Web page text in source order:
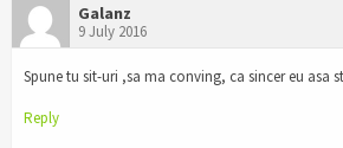
Galanz
9 July 2016
Spune tu sit-uri ,sa ma conving, ca sincer eu asa
Reply